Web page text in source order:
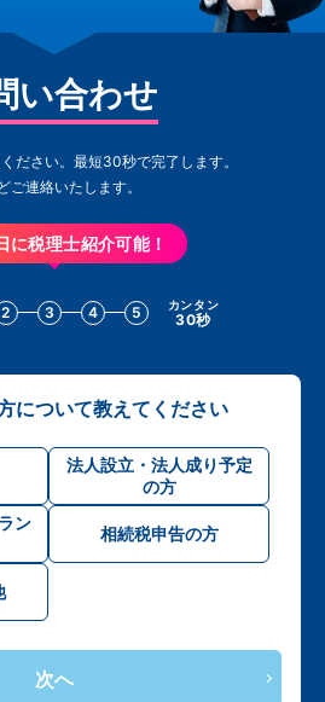
い合わせ
ださい。最短30秒で完了します。
ご連絡いたします。
に税理士紹介可能！
2 3 4 5 カンタン
30秒
について教えてください
法人設立・法人成り予定
の方
ン
相続税申告の方
次へ